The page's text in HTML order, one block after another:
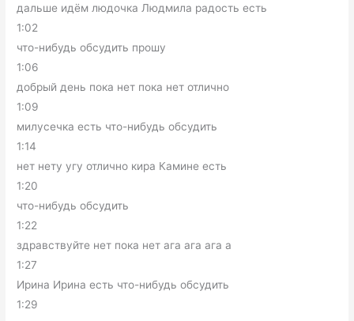
дальше идём людочка Людмила радость есть
1:02
что-нибудь обсудить прошу
1:06
добрый день пока нет пока нет отлично
1:09
милусечка есть что-нибудь обсудить
1:14
нет нету угу отлично кира Камине есть
1:20
что-нибудь обсудить
1:22
здравствуйте нет пока нет ага ага ага а
1:27
Ирина Ирина есть что-нибудь обсудить
1:29